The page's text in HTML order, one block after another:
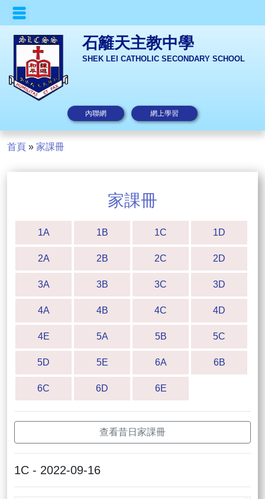
石籬天主教中學
SHEK LEI CATHOLIC SECONDARY SCHOOL
內聯網 網上學習
首頁 » 家課冊
家課冊
1A 1B 1C 1D
2A 2B 2C 2D
3A 3B 3C 3D
4A 4B 4C 4D
4E 5A 5B 5C
5D 5E 6A 6B
6C 6D 6E
查看昔日家課冊
1C - 2022-09-16